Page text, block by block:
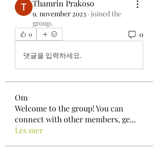
Thamrin Prakoso
9. november 2023 · joined the
group.
0 0
댓글을 입력하세요.
Om
Welcome to the group! You can
connect with other members, ge...
Les mer